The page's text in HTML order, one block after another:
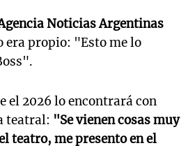
Noticias Argentinas
era propio: "Esto me lo
el 2026 lo encontrará con
teatral: "Se vienen cosas muy
teatro, me presento en el